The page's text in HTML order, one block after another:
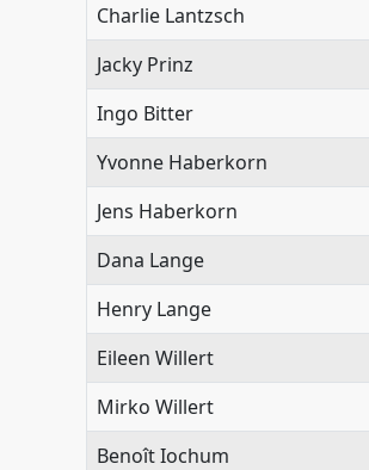
Charlie Lantzsch
Jacky Prinz
Ingo Bitter
Yvonne Haberkorn
Jens Haberkorn
Dana Lange
Henry Lange
Eileen Willert
Mirko Willert
Benoît Iochum